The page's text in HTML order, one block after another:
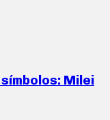
Milei